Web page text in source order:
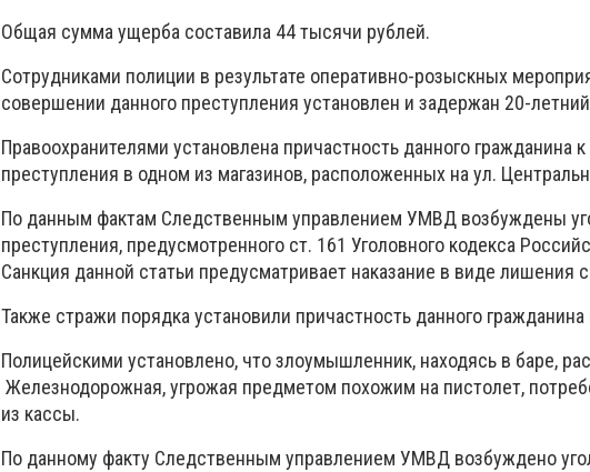
Общая сумма ущерба составила 44 тысячи рублей.
Сотрудниками полиции в результате оперативно-розыскных
совершении данного преступления установлен и задержан 20-
Правоохранителями установлена причастность данного гражданина
преступления в одном из магазинов, расположенных на ул.
По данным фактам Следственным управлением УМВД возбуждены
преступления, предусмотренного ст. 161 Уголовного кодекса
Санкция данной статьи предусматривает наказание в виде лишения
Также стражи порядка установили причастность данного
Полицейскими установлено, что злоумышленник, находясь в баре,
Железнодорожная, угрожая предметом похожим на пистолет,
из кассы.
По данному факту Следственным управлением УМВД возбуждено